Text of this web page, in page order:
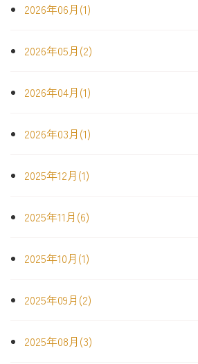
2026年06月(1)
2026年05月(2)
2026年04月(1)
2026年03月(1)
2025年12月(1)
2025年11月(6)
2025年10月(1)
2025年09月(2)
2025年08月(3)